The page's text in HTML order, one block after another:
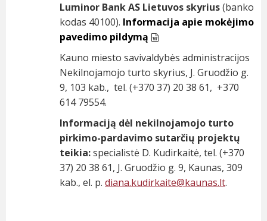
Luminor Bank AS Lietuvos skyrius(banko
kodas 40100). Informacija apie mokėjimo
pavedimo pildymą
Kauno miesto savivaldybės administracijos
Nekilnojamojo turto skyrius, J. Gruodžio g.
9, 103 kab., tel. (+370 37) 20 38 61, +370
614 79554.
Informaciją dėl nekilnojamojo turto
pirkimo-pardavimo sutarčių projektų
teikia:specialistė D. Kudirkaitė, tel. (+370
37) 20 38 61, J. Gruodžio g. 9, Kaunas, 309
kab., el. p. diana.kudirkaite@kaunas.lt.